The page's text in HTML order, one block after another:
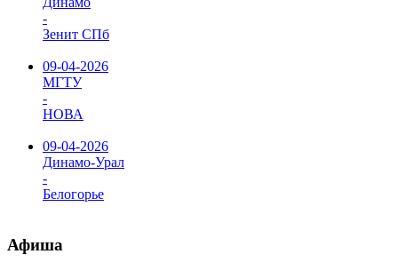
-
Зенит СПб
09-04-2026
МГТУ
-
НОВА
09-04-2026
Динамо-Урал
-
Белогорье
Афиша